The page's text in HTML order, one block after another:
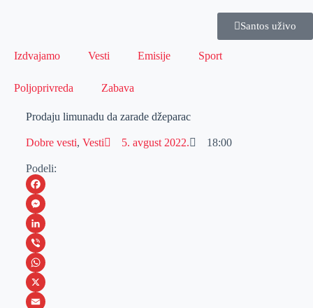
Santos uživo
Izdvajamo Vesti Emisije Sport
Poljoprivreda Zabava
Prodaju limunadu da zarade džeparac
Dobre vesti, Vesti 5. avgust 2022. 18:00
Podeli:
F
a
c
e
b
o
M
e
s
s
e
L
i
n
k
V
i
b
W
h
X